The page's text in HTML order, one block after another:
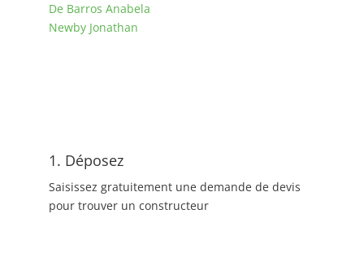
De Barros Anabela
Newby Jonathan
1. Déposez
Saisissez gratuitement une demande de devis
pour trouver un constructeur